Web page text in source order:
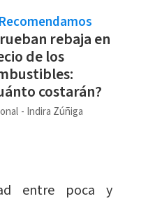
rebaja en
de los
costarán?
Indira Zúñiga
entre poca y